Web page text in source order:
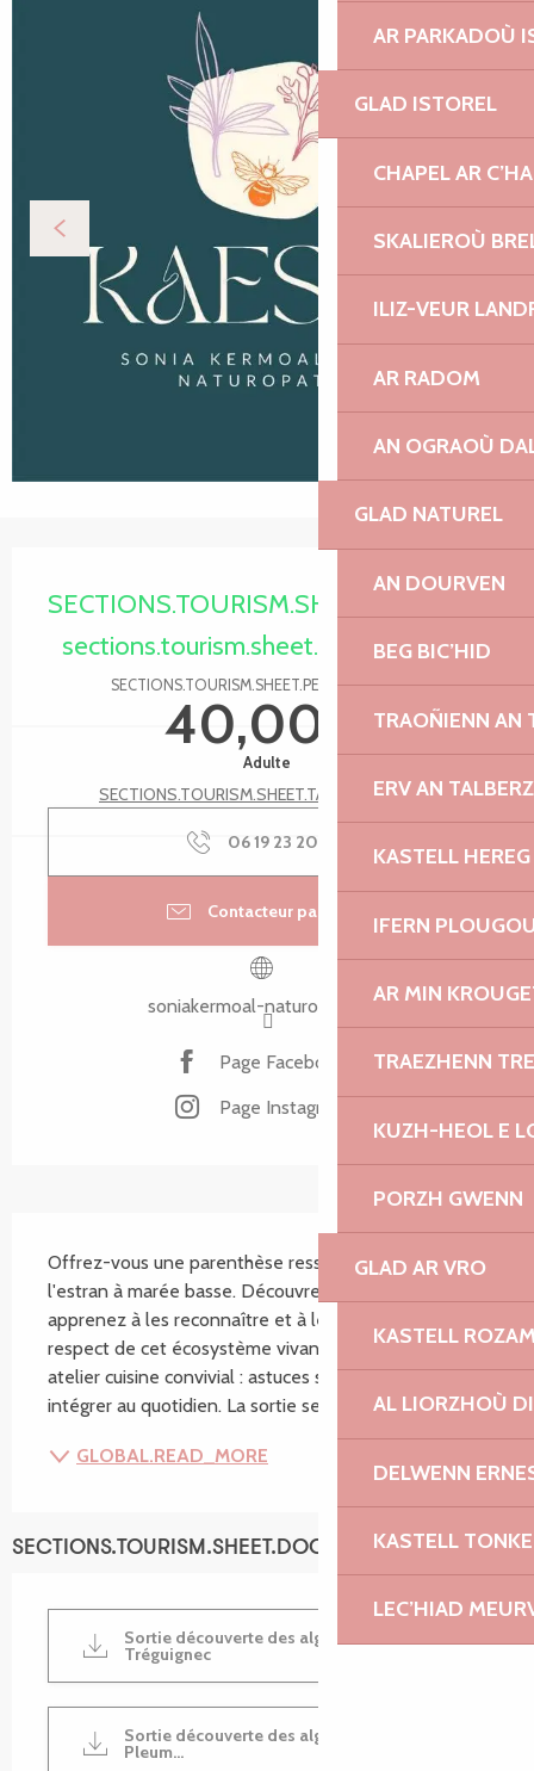
AR PARKADOÙ
GLAD ISTOREL
CHAPEL AR
SKALIEROÙ
ILIZ-VEUR
AR RADOM
AN OGRAOÙ
GLAD NATUREL
AN DOURVEN
BEG BIC’HID
TRAOÑIENN AN
ERV AN
KASTELL HEREG
IFERN
AR MIN
TRAEZHENN
KUZH-HEOL E
PORZH GWENN
GLAD AR VRO
KASTELL
AL LIORZHOÙ
DELWENN
KASTELL
LEC’HIAD
sections.tourism.sheet.periods.today
SECTIONS.TOURISM.SHEET.PERIODS.DETAILS
40,00 €
Adulte
SECTIONS.TOURISM.SHEET.TARIFFS.SEE_ALL
06 19 23 20
Contacteur par email
soniakermoal-naturopathie.fr
Page Facebook
Page Instagram
SECTIONS.TOURISM.SHEET.DESCRIPTION
Offrez-vous une parenthèse ressourçante sur
l'estran à marée basse. Découvrez les algues,
apprenez à les reconnaître et à les cueillir dans le
respect de cet écosystème vivant. Puis, place à un
atelier cuisine convivial : astuces simples pour les
intégrer au quotidien. La sortie se termine par une...
GLOBAL.READ_MORE
SECTIONS.TOURISM.SHEET.DOCUMENTATION
Sortie découverte des algues à Trévou
Tréguignec
Sortie découverte des algues à Landrellec
Pleum...